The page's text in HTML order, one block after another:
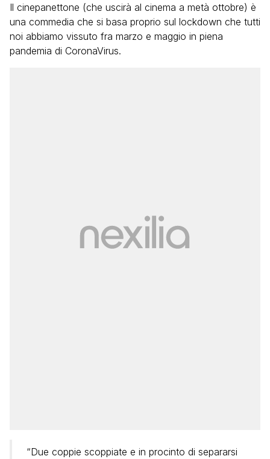
Il cinepanettone (che uscirà al cinema a metà ottobre) è
una commedia che si basa proprio sul lockdown che tutti
noi abbiamo vissuto fra marzo e maggio in piena
pandemia di CoronaVirus.
“Due coppie scoppiate e in procinto di separarsi